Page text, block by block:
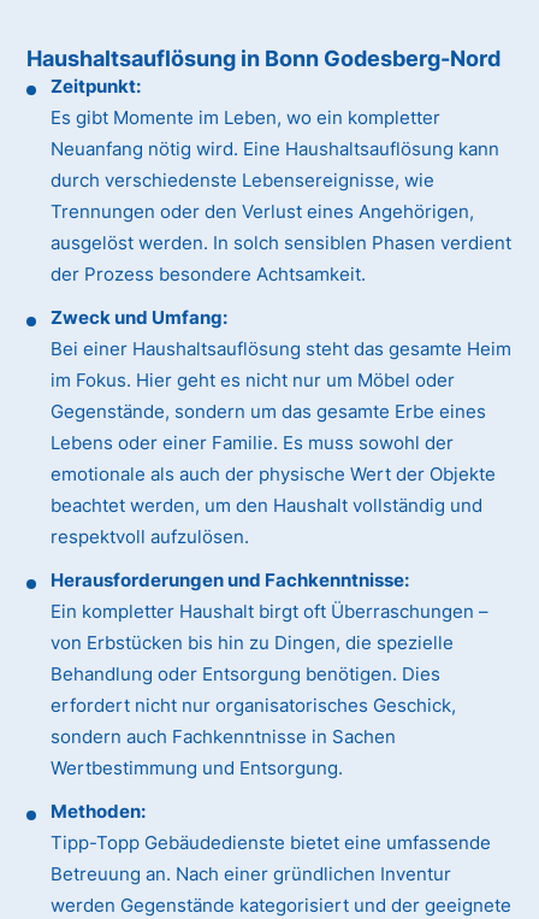
Haushaltsauflösung in Bonn Godesberg-Nord
Zeitpunkt:
Es gibt Momente im Leben, wo ein kompletter
Neuanfang nötig wird. Eine Haushaltsauflösung kann
durch verschiedenste Lebensereignisse, wie
Trennungen oder den Verlust eines Angehörigen,
ausgelöst werden. In solch sensiblen Phasen verdient
der Prozess besondere Achtsamkeit.
Zweck und Umfang:
Bei einer Haushaltsauflösung steht das gesamte Heim
im Fokus. Hier geht es nicht nur um Möbel oder
Gegenstände, sondern um das gesamte Erbe eines
Lebens oder einer Familie. Es muss sowohl der
emotionale als auch der physische Wert der Objekte
beachtet werden, um den Haushalt vollständig und
respektvoll aufzulösen.
Herausforderungen und Fachkenntnisse:
Ein kompletter Haushalt birgt oft Überraschungen –
von Erbstücken bis hin zu Dingen, die spezielle
Behandlung oder Entsorgung benötigen. Dies
erfordert nicht nur organisatorisches Geschick,
sondern auch Fachkenntnisse in Sachen
Wertbestimmung und Entsorgung.
Methoden:
Tipp-Topp Gebäudedienste bietet eine umfassende
Betreuung an. Nach einer gründlichen Inventur
werden Gegenstände kategorisiert und der geeignete